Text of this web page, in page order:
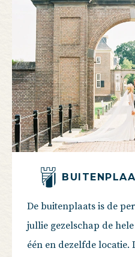
De buitenplaats is de
jullie gezelschap de
één en dezelfde locatie.